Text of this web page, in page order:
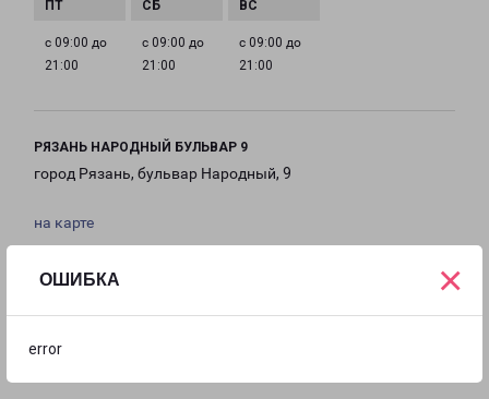
ОШИБКА
error
×
с 09:00 до
21:00
с 09:00 до
21:00
с 09:00 до
21:00
РЯЗАНЬ НАРОДНЫЙ БУЛЬВАР 9
город Рязань, бульвар Народный, 9
на карте
ТЕЛЕФОН